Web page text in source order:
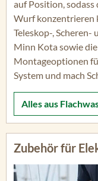
auf Position, sodass
Wurf konzentrieren
Teleskop-,
Minn Kota sowie
Montageoptionen
System und mach
Alles aus
Zubehör für